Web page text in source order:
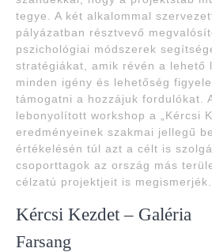
tegye. A két alkalommal
pályázatban résztvevő
pszichológiai módszerek
stratégiákat, amik révén a lehető
minden igény és lehetőség
támogatni a hozzájuk fordulókat.
lebonyolított workshop a „Kércsi
eredményeinek szakmai jellegű
értékelésén túl azt a célt is
csoporttagok az ország más
célzatú projektjeit is megismerjék.
Kércsi Kezdet – Galéria
Farsang